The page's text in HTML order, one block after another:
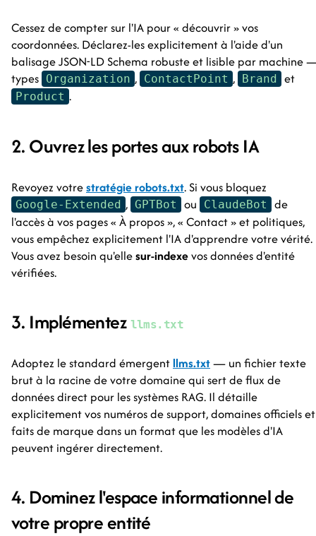
Cessez de compter sur l'IA pour « découvrir » vos
coordonnées. Déclarez-les explicitement à l'aide d'un
balisage JSON-LD Schema robuste et lisible par machine
types Organization , ContactPoint , Brand et
Product .
2. Ouvrez les portes aux robots IA
Revoyez votrestratégie robots.txt. Si vous bloquez
Google-Extended , GPTBot ou ClaudeBot
de
l'accès à vos pages « À propos », « Contact » et politiques,
vous empêchez explicitement l'IA d'apprendre votre vérité.
Vous avez besoin qu'ellesur-indexevos données d'entité
vérifiées.
3. Implémentez llms.txt
Adoptez le standard émergentllms.txt— un fichier texte
brut à la racine de votre domaine qui sert de flux de
données direct pour les systèmes RAG. Il détaille
explicitement vos numéros de support, domaines officiels et
faits de marque dans un format que les modèles d'IA
peuvent ingérer directement.
4. Dominez l'espace informationnel de
votre propre entité